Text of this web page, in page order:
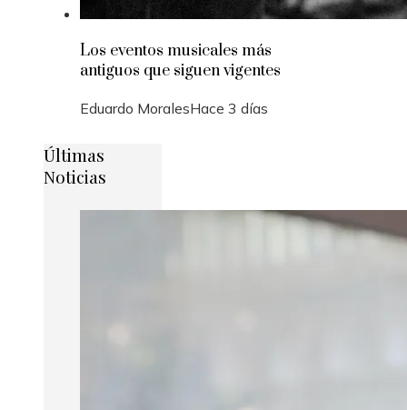
Los eventos musicales más
antiguos que siguen vigentes
Eduardo MoralesHace 3 días
Últimas
Noticias